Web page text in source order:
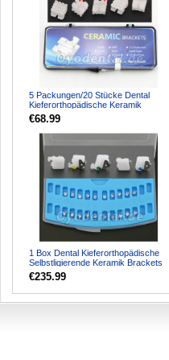
5 Packungen/20 Stücke Dental
Kieferorthopädische Keramik
Bracket Ständer ROTH 02...
€68.99
1 Box Dental Kieferorthopädische
Selbstligierende Keramik Brackets
Ständer Roth ...
€235.99